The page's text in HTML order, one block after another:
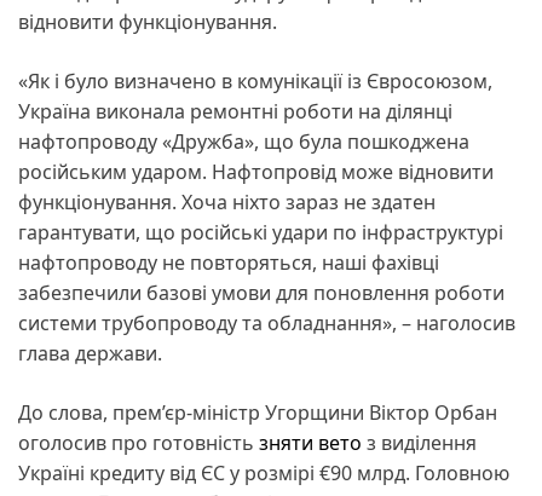
відновити функціонування.
«Як і було визначено в комунікації із Євросоюзом,
Україна виконала ремонтні роботи на ділянці
нафтопроводу «Дружба», що була пошкоджена
російським ударом. Нафтопровід може відновити
функціонування. Хоча ніхто зараз не здатен
гарантувати, що російські удари по інфраструктурі
нафтопроводу не повторяться, наші фахівці
забезпечили базові умови для поновлення роботи
системи трубопроводу та обладнання», – наголосив
глава держави.
До слова, прем’єр-міністр Угорщини Віктор Орбан
оголосив про готовність зняти вето з виділення
Україні кредиту від ЄС у розмірі €90 млрд. Головною